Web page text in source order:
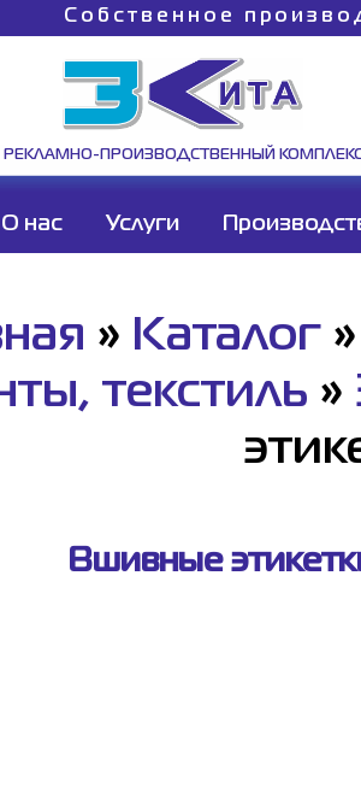
Собственное
РЕКЛАМНО-ПРОИЗВОДСТВЕННЫЙ
О нас Услуги
» Каталог
текстиль »
Вшивные